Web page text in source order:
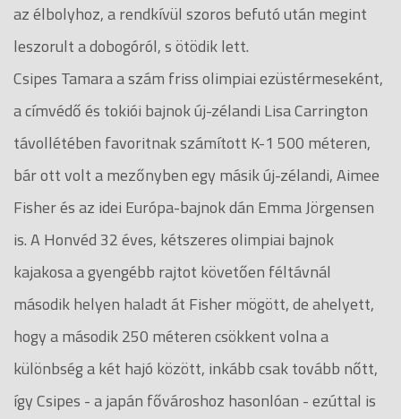
az élbolyhoz, a rendkívül szoros befutó után megint
leszorult a dobogóról, s ötödik lett.
Csipes Tamara a szám friss olimpiai ezüstérmeseként,
a címvédő és tokiói bajnok új-zélandi Lisa Carrington
távollétében favoritnak számított K-1 500 méteren,
bár ott volt a mezőnyben egy másik új-zélandi, Aimee
Fisher és az idei Európa-bajnok dán Emma Jörgensen
is. A Honvéd 32 éves, kétszeres olimpiai bajnok
kajakosa a gyengébb rajtot követően féltávnál
második helyen haladt át Fisher mögött, de ahelyett,
hogy a második 250 méteren csökkent volna a
különbség a két hajó között, inkább csak tovább nőtt,
így Csipes - a japán fővároshoz hasonlóan - ezúttal is